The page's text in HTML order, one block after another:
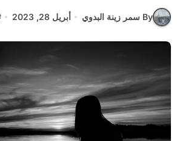
By سمر زينة البدوي أبريل 28, 2023